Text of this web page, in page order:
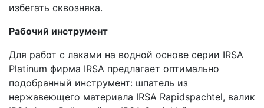
избегать сквозняка.
Рабочий инструмент
Для работ с лаками на водной основе серии IRSA
Platinum фирма IRSA предлагает оптимально
подобранный инструмент: шпатель из
нержавеющего материала IRSA Rapidspachtel, валик